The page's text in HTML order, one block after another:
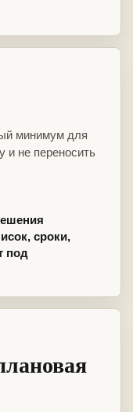
минимум для
и не переносить
сроки,
под